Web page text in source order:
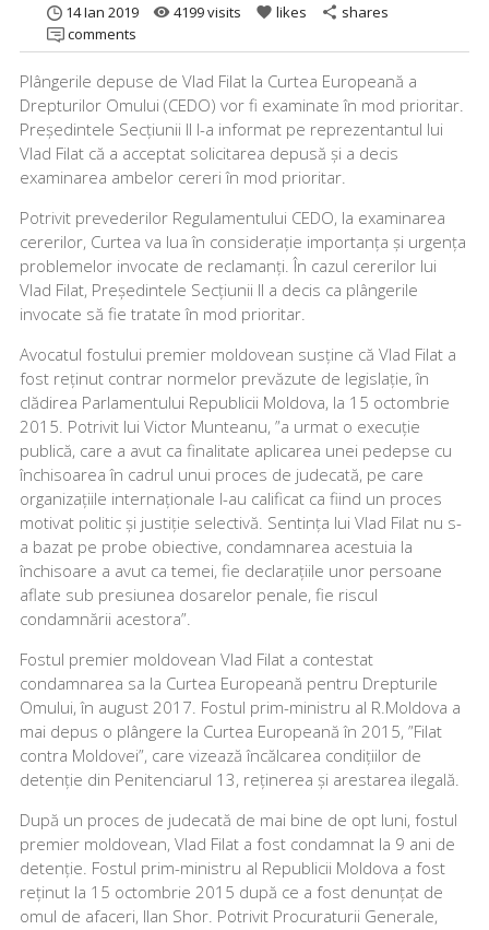
14 Ian 2019 remove_red_eye 4199 visits favorite likes share shares
comments
Plângerile depuse de Vlad Filat la Curtea Europeană a
Drepturilor Omului (CEDO) vor fi examinate în mod prioritar.
Președintele Secțiunii II l-a informat pe reprezentantul lui
Vlad Filat că a acceptat solicitarea depusă și a decis
examinarea ambelor cereri în mod prioritar.
Potrivit prevederilor Regulamentului CEDO, la examinarea
cererilor, Curtea va lua în considerație importanța și urgența
problemelor invocate de reclamanți. În cazul cererilor lui
Vlad Filat, Președintele Secțiunii II a decis ca plângerile
invocate să fie tratate în mod prioritar.
Avocatul fostului premier moldovean susține că Vlad Filat a
fost reținut contrar normelor prevăzute de legislație, în
clădirea Parlamentului Republicii Moldova, la 15 octombrie
2015. Potrivit lui Victor Munteanu, ”a urmat o execuție
publică, care a avut ca finalitate aplicarea unei pedepse cu
închisoarea în cadrul unui proces de judecată, pe care
organizațiile internaționale l-au calificat ca fiind un proces
motivat politic și justiție selectivă. Sentința lui Vlad Filat nu s-
a bazat pe probe obiective, condamnarea acestuia la
închisoare a avut ca temei, fie declarațiile unor persoane
aflate sub presiunea dosarelor penale, fie riscul
condamnării acestora”.
Fostul premier moldovean Vlad Filat a contestat
condamnarea sa la Curtea Europeană pentru Drepturile
Omului, în august 2017. Fostul prim-ministru al R.Moldova a
mai depus o plângere la Curtea Europeană în 2015, ”Filat
contra Moldovei”, care vizează încălcarea condițiilor de
detenție din Penitenciarul 13, reținerea și arestarea ilegală.
După un proces de judecată de mai bine de opt luni, fostul
premier moldovean, Vlad Filat a fost condamnat la 9 ani de
detenție. Fostul prim-ministru al Republicii Moldova a fost
reținut la 15 octombrie 2015 după ce a fost denunțat de
omul de afaceri, Ilan Shor. Potrivit Procuraturii Generale,